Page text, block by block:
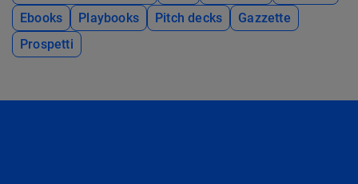
Ebooks
Playbooks Pitch decks
Gazzette
Prospetti